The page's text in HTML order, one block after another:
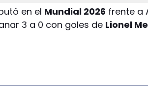
en el Mundial 2026 frente a
3 a 0 con goles de Lionel